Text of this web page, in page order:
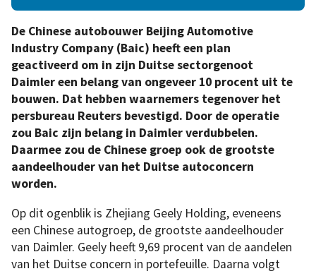
De Chinese autobouwer Beijing Automotive
Industry Company (Baic) heeft een plan
geactiveerd om in zijn Duitse sectorgenoot
Daimler een belang van ongeveer 10 procent uit te
bouwen. Dat hebben waarnemers tegenover het
persbureau Reuters bevestigd. Door de operatie
zou Baic zijn belang in Daimler verdubbelen.
Daarmee zou de Chinese groep ook de grootste
aandeelhouder van het Duitse autoconcern
worden.
Op dit ogenblik is Zhejiang Geely Holding, eveneens
een Chinese autogroep, de grootste aandeelhouder
van Daimler. Geely heeft 9,69 procent van de aandelen
van het Duitse concern in portefeuille. Daarna volgt